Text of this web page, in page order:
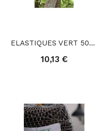
ELASTIQUES VERT 50MMX4MM 1KG CARTON20
10,13 €